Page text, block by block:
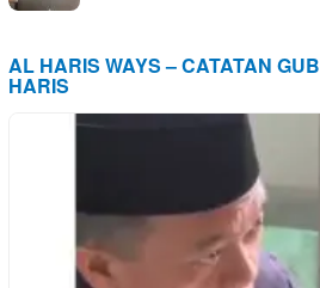
AL HARIS WAYS – CATATAN
HARIS